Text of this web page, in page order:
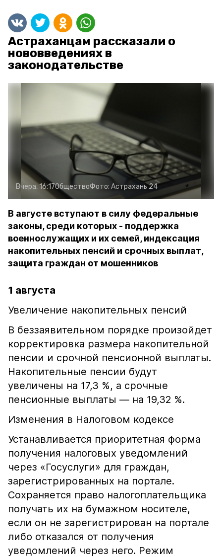
Астраханцам рассказали о
нововведениях в
законодательстве
Вчера, 16:17ОбществоФото: Астрахань 24
В августе вступают в силу федеральные
законы, среди которых - поддержка
военнослужащих и их семей, индексация
накопительных пенсий и срочных выплат,
защита граждан от мошенников
1 августа
Увеличение накопительных пенсий
В беззаявительном порядке произойдет
корректировка размера накопительной
пенсии и срочной пенсионной выплаты.
Накопительные пенсии будут
увеличены на 17,3 %, а срочные
пенсионные выплаты — на 19,32 %.
Изменения в Налоговом кодексе
Устанавливается приоритетная форма
получения налоговых уведомлений
через «Госуслуги» для граждан,
зарегистрированных на портале.
Сохраняется право налогоплательщика
получать их на бумажном носителе,
если он не зарегистрирован на портале
либо отказался от получения
уведомлений через него. Режим